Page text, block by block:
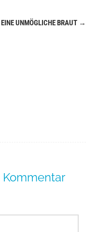
EINE UNMÖGLICHE BRAUT →
Kommentar